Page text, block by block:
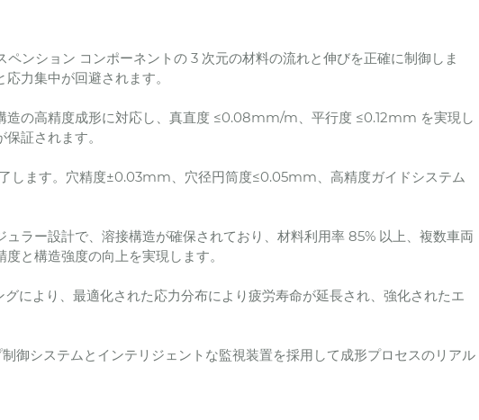
ンション コンポーネントの 3 次元の材料の流れと伸びを正確に制御しま
力集中が回避されます。
造の高精度成形に対応し、真直度 ≤0.08mm/m、平行度 ≤0.12mm を実現し
証されます。
します。穴精度±0.03mm、穴径円筒度≤0.05mm、高精度ガイドシステム
ラー設計で、溶接構造が確保されており、材料利用率 85% 以上、複数車両
と構造強度の向上を実現します。
により、最適化された応力分布により疲労寿命が延長され、強化されたエ
御システムとインテリジェントな監視装置を採用して成形プロセスのリアル